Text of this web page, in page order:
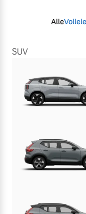
Alle
SUV